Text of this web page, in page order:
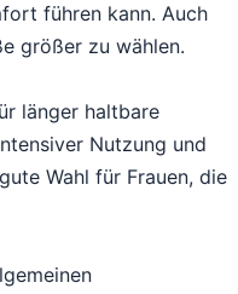
führen kann. Auch
größer zu wählen.
länger haltbare
Nutzung und
Wahl für Frauen, die